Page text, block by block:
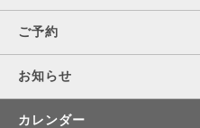
ご予約
お知らせ
カレンダー